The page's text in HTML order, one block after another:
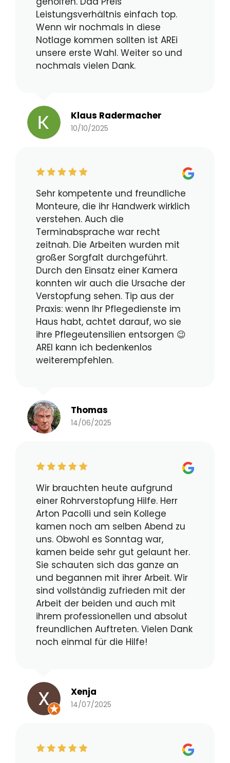
Leistungsverhältnis einfach top.
Wenn wir nochmals in diese
Notlage kommen sollten ist AREi
unsere erste Wahl. Weiter so und
nochmals vielen Dank.
Klaus Radermacher
10/10/2025
Sehr kompetente und freundliche
Monteure, die ihr Handwerk wirklich
verstehen. Auch die
Terminabsprache war recht
zeitnah. Die Arbeiten wurden mit
großer Sorgfalt durchgeführt.
Durch den Einsatz einer Kamera
konnten wir auch die Ursache der
Verstopfung sehen. Tip aus der
Praxis: wenn Ihr Pflegedienste im
Haus habt, achtet darauf, wo sie
ihre Pflegeutensilien entsorgen 😉
AREI kann ich bedenkenlos
weiterempfehlen.
Thomas
14/06/2025
Wir brauchten heute aufgrund
einer Rohrverstopfung Hilfe. Herr
Arton Pacolli und sein Kollege
kamen noch am selben Abend zu
uns. Obwohl es Sonntag war,
kamen beide sehr gut gelaunt her.
Sie schauten sich das ganze an
und begannen mit ihrer Arbeit. Wir
sind vollständig zufrieden mit der
Arbeit der beiden und auch mit
ihrem professionellen und absolut
freundlichen Auftreten. Vielen Dank
noch einmal für die Hilfe!
Xenja
14/07/2025